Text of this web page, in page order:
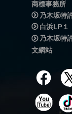
商標事務所
乃木坂特
白浜LP１
乃木坂特
文網站